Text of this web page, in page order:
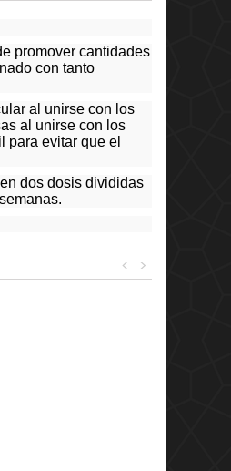
promover cantidades
con tanto
al unirse con los
al unirse con los
para evitar que el
dos dosis divididas
>
<